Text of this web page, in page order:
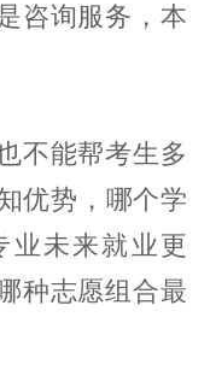
咨询服务，本
不能帮考生多
优势，哪个学
业未来就业更
种志愿组合最